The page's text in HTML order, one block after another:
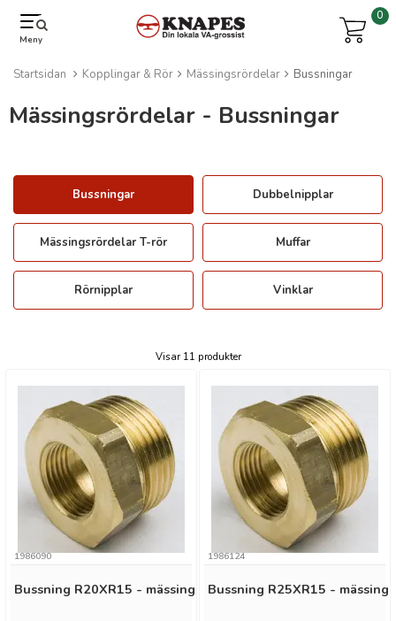
Meny
0
Startsidan Kopplingar & Rör Mässingsrördelar Bussningar
Mässingsrördelar - Bussningar
Bussningar Dubbelnipplar
Mässingsrördelar T-rör Muffar
Rörnipplar Vinklar
Visar 11 produkter
Bussning R20XR15 - mässing
1986090
Bussning R25XR15 - mässing
1986124